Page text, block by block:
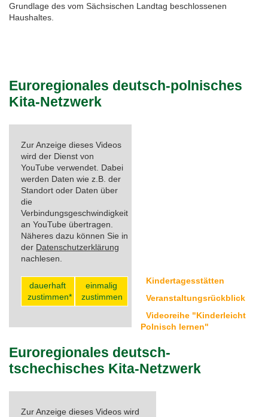
Feste, Feiertage, Schulferien
Wegweiser NiKiS
Nachbarsprachkoffer
Interreg SN-CZ 2021-2026
Modellprojekte 2019/2020
Informationen für Mitwirkende
Öffentlichkeitsarbeit
Aktionstage 2025
Aktionstage 2024
Tag der Nachbarsprachen 2023
Grundlage des vom Sächsischen Landtag beschlossenen
Haushaltes.
Euroregionales deutsch-polnisches
Kita-Netzwerk
Zur Anzeige dieses Videos
wird der Dienst von
YouTube verwendet. Dabei
werden Daten wie z.B. der
Standort oder Daten über
die
Verbindungsgeschwindigkeit
an YouTube übertragen.
Näheres dazu können Sie in
der Datenschutzerklärung
nachlesen.
dauerhaft
zustimmen*
einmalig
zustimmen
Kindertagesstätten
Veranstaltungsrückblick
Videoreihe "Kinderleicht
Polnisch lernen"
Euroregionales deutsch-
tschechisches Kita-Netzwerk
Zur Anzeige dieses Videos wird